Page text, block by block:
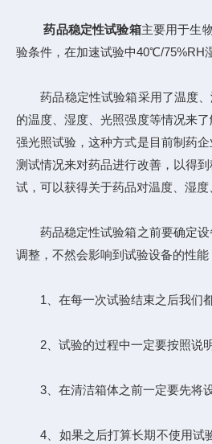
药品稳定性试验箱主要用于生
验条件，在加速试验中40℃/75%RH
药品稳定性试验箱采用了温度、
的温度、湿度、光照强度等情况来
强光照试验，这种方式是目前制药
测试情况来对药品进行改善，以得
试，可以获得关于药品对温度、湿
药品稳定性试验箱之前要确定设
调整，不然会影响到试验设备的性
1、在每一次试验结束之后我们都
2、试验的过程中一定要按照说明
3、在清洁箱体之前一定要先将设
4、如果之后打算长期不使用试验